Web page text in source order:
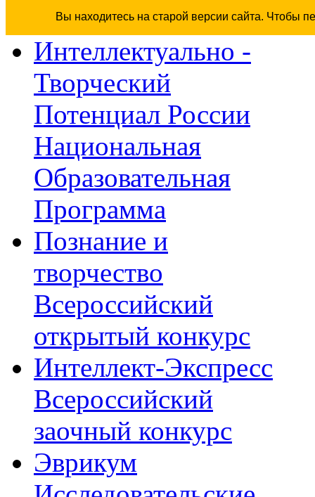
Вы находитесь на старой версии сайта. Чтобы
Интеллектуально -
Творческий
Потенциал России
Национальная
Образовательная
Программа
Познание и
творчество
Всероссийский
открытый конкурс
Интеллект-Экспресс
Всероссийский
заочный конкурс
Эврикум